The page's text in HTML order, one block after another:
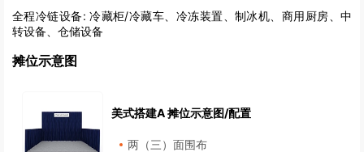
全程冷链设备: 冷藏柜/冷藏车、冷冻装置、制冰机、商用厨房、中
转设备、仓储设备
摊位示意图
美式搭建A 摊位示意图/配置
两（三）面围布